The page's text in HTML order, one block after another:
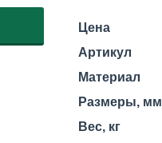
Цена
Артикул
Материал
Размеры, мм
Вес, кг